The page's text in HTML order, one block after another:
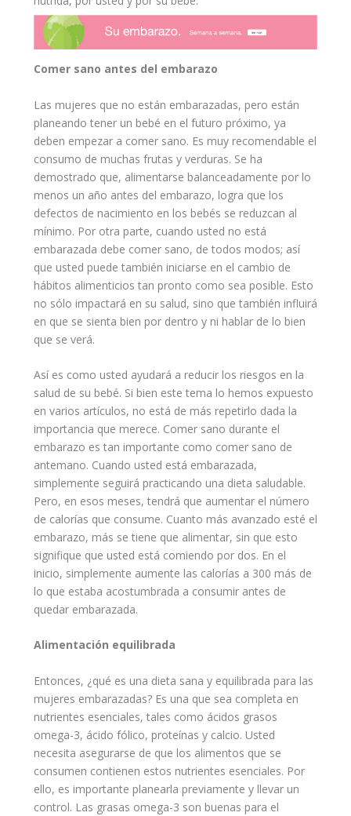
Comersano antes del embarazo
Las mujeres que no están embarazadas, pero están
planeando tener un bebé en el futuro próximo, ya
deben empezar a comer sano. Es muy recomendable el
consumo de muchas frutas y verduras. Se ha
demostrado que, alimentarse balanceadamente por lo
menos un año antes del embarazo, logra que los
defectos de nacimiento en los bebés se reduzcan al
mínimo. Por otra parte, cuando usted no está
embarazada debe comer sano, de todos modos; así
que usted puede también iniciarse en el cambio de
hábitos alimenticios tan pronto como sea posible. Esto
no sólo impactará en su salud, sino que también influirá
en que se sienta bien por dentro y ni hablarde lo bien
que se verá.
Así es como usted ayudará a reducir los riesgos en la
salud de su bebé. Si bien este tema lo hemos expuesto
en varios artículos, no está de más repetirlo dada la
importancia que merece. Comer sano durante el
embarazo es tan importante como comer sano de
antemano. Cuando usted está embarazada,
simplemente seguirá practicando una dieta saludable.
Pero, en esos meses, tendrá que aumentar el número
de calorías que consume. Cuanto más avanzado esté el
embarazo, más se tiene que alimentar, sin que esto
signifique que usted está comiendo por dos. En el
inicio, simplemente aumente las calorías a 300 más de
lo que estaba acostumbrada a consumir antes de
quedar embarazada.
Alimentación equilibrada
Entonces, ¿qué es una dieta sana y equilibrada para las
mujeres embarazadas? Es una que sea completa en
nutrientes esenciales, tales como ácidos grasos
omega-3, ácido fólico, proteínas y calcio. Usted
necesita asegurarse de que los alimentos que se
consumen contienen estos nutrientes esenciales. Por
ello, es importante planearla previamente y llevar un
control. Las grasas omega-3 son buenas para el